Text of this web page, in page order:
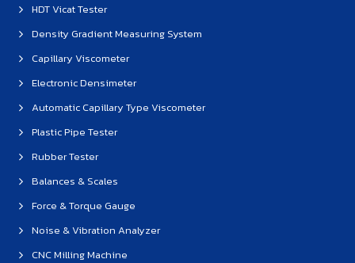
HDT Vicat Tester
Density Gradient Measuring System
Capillary Viscometer
Electronic Densimeter
Automatic Capillary Type Viscometer
Plastic Pipe Tester
Rubber Tester
Balances & Scales
Force & Torque Gauge
Noise & Vibration Analyzer
CNC Milling Machine